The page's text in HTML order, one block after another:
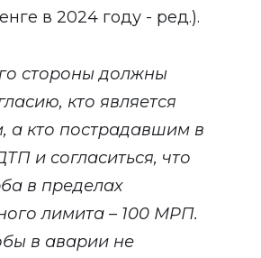
в 2024 году - ред.).
стороны должны
кто является
а кто пострадавшим в
и согласиться, что
в пределах
лимита – 100 МРП.
в аварии не